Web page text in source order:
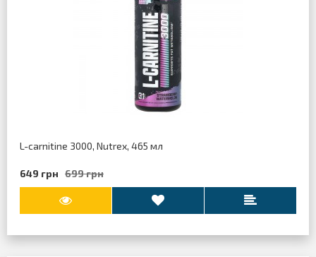
L-carnitine 3000, Nutrex, 465 мл
649 грн 699 грн